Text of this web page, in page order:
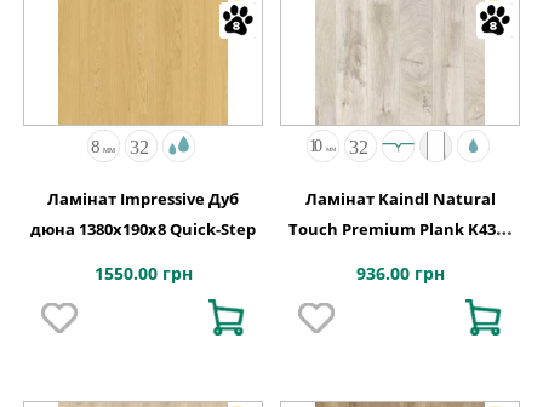
Ламінат Impressive Дуб
дюна 1380х190x8 Quick-Step
1550.00 грн
Ламінат Kaindl Natural
Touch Premium Plank K4384
936.00 грн